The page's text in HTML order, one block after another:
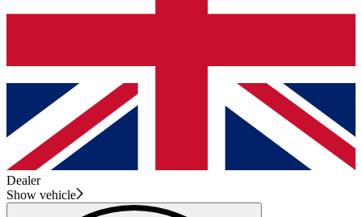
Dealer
Show vehicle